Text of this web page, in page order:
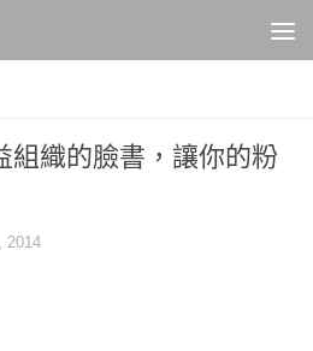
組織的臉書，讓你的粉
2014